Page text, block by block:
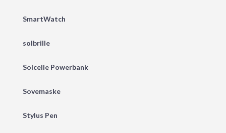
SmartWatch
solbrille
Solcelle Powerbank
Sovemaske
Stylus Pen